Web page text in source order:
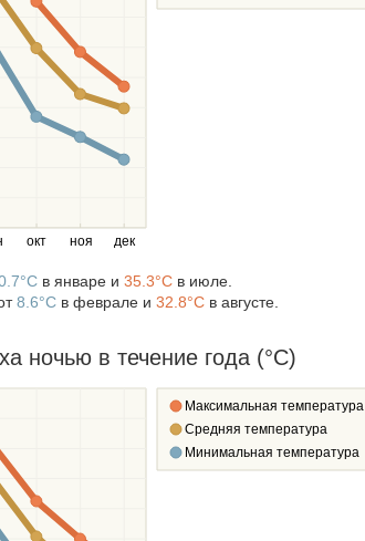
окт ноя дек
в январе и 35.3°C в июле.
8.6°C в феврале и 32.8°C в августе.
ночью в течение года (°C)
Максимальная температура
Средняя температура
Минимальная температура